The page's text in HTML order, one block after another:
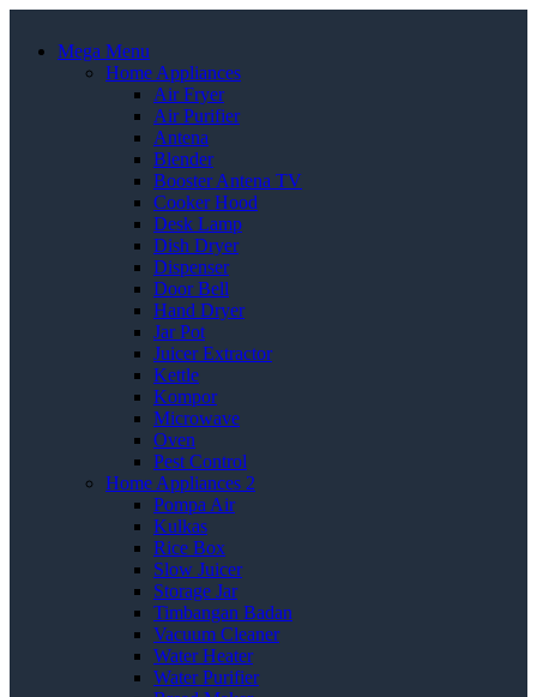
Mega Menu
Home Appliances
Air Fryer
Air Purifier
Antena
Blender
Booster Antena TV
Cooker Hood
Desk Lamp
Dish Dryer
Dispenser
Door Bell
Hand Dryer
Jar Pot
Juicer Extractor
Kettle
Kompor
Microwave
Oven
Pest Control
Home Appliances 2
Pompa Air
Kulkas
Rice Box
Slow Juicer
Storage Jar
Timbangan Badan
Vacuum Cleaner
Water Heater
Water Purifier